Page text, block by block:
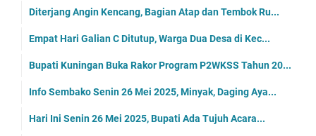
Diterjang Angin Kencang, Bagian Atap dan Tembok Ru...
Empat Hari Galian C Ditutup, Warga Dua Desa di Kec...
Bupati Kuningan Buka Rakor Program P2WKSS Tahun 20...
Info Sembako Senin 26 Mei 2025, Minyak, Daging Aya...
Hari Ini Senin 26 Mei 2025, Bupati Ada Tujuh Acara...